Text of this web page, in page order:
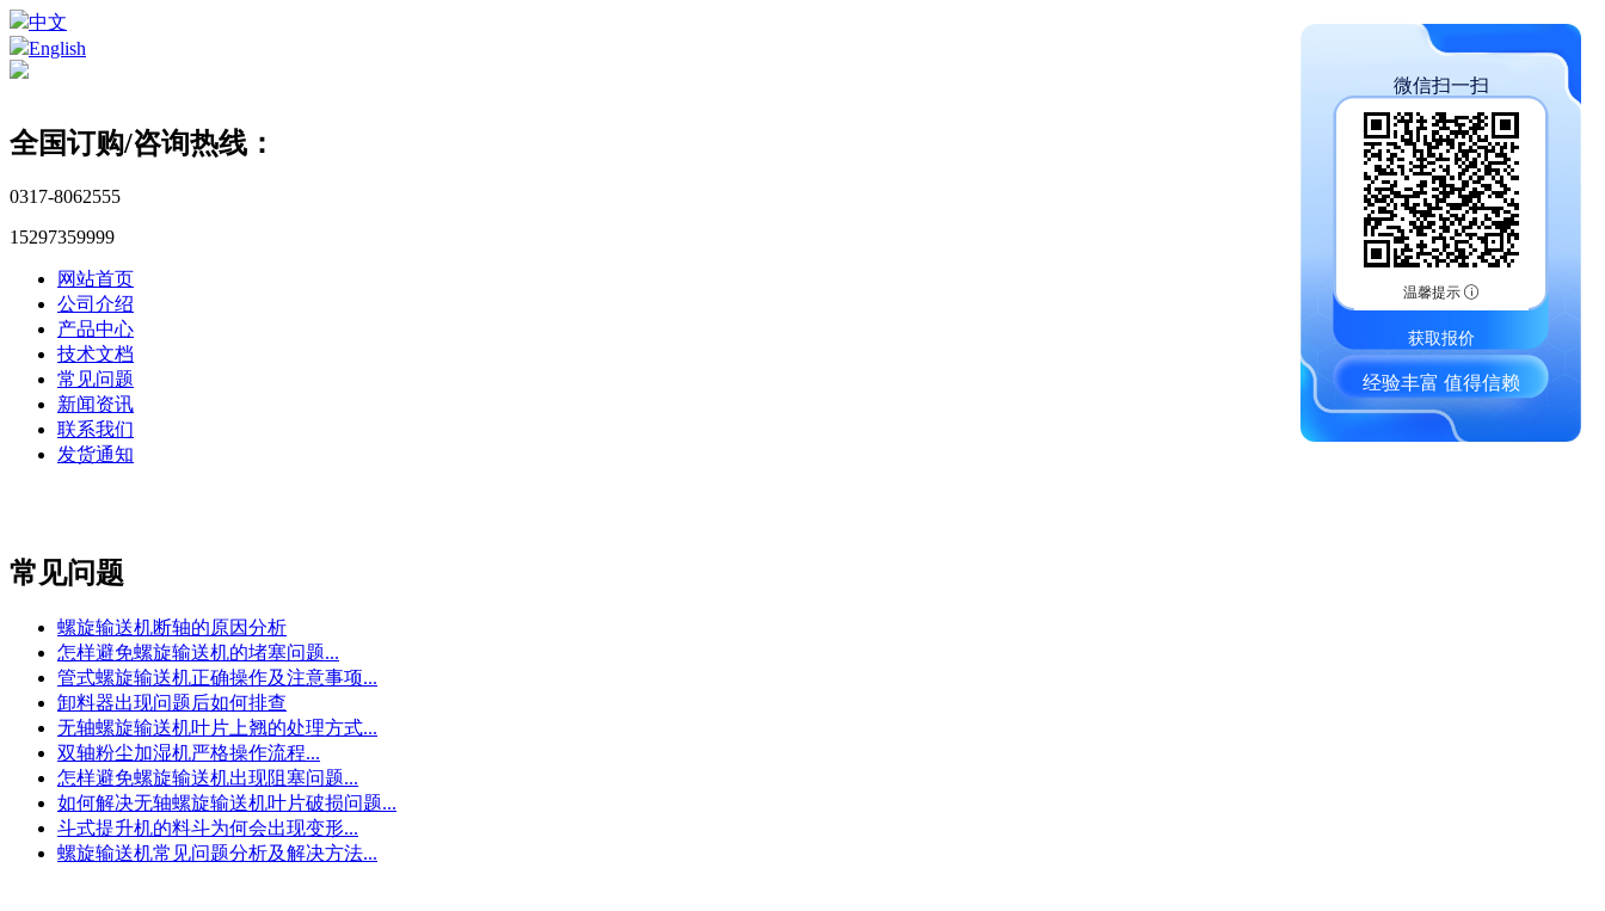
中文
English
全国订购/咨询热线：
0317-8062555
15297359999
网站首页
公司介绍
产品中心
技术文档
常见问题
新闻资讯
联系我们
发货通知
常见问题
螺旋输送机断轴的原因分析
怎样避免螺旋输送机的堵塞问题...
管式螺旋输送机正确操作及注意事项...
卸料器出现问题后如何排查
无轴螺旋输送机叶片上翘的处理方式...
双轴粉尘加湿机严格操作流程...
怎样避免螺旋输送机出现阻塞问题...
如何解决无轴螺旋输送机叶片破损问题...
斗式提升机的料斗为何会出现变形...
螺旋输送机常见问题分析及解决方法...